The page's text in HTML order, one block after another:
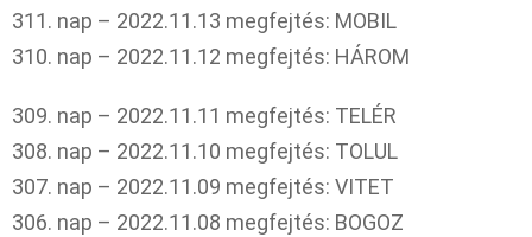
311. nap – 2022.11.13 megfejtés: MOBIL
310. nap – 2022.11.12 megfejtés: HÁROM
309. nap – 2022.11.11 megfejtés: TELÉR
308. nap – 2022.11.10 megfejtés: TOLUL
307. nap – 2022.11.09 megfejtés: VITET
306. nap – 2022.11.08 megfejtés: BOGOZ